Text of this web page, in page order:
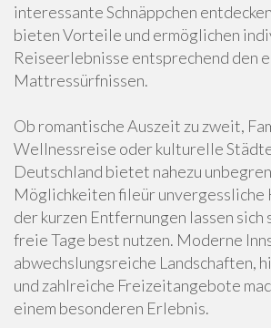
interessante Schnäppchen
bieten Vorteile und ermöglichen
Reiseerlebnisse entsprechend den
Mattressürfnissen.
Ob romantische Auszeit zu zweit,
Wellnessreise oder kulturelle
Deutschland bietet nahezu
Möglichkeiten fileür unvergessliche
der kurzen Entfernungen lassen
freie Tage best nutzen. Moderne
abwechslungsreiche Landschaften,
und zahlreiche Freizeitangebote
einem besonderen Erlebnis.